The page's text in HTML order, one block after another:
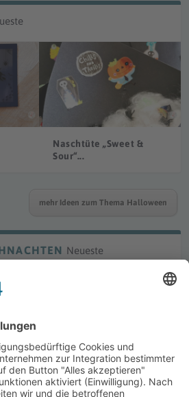
Naschtüte „Sweet &
Sour“...
mehr Ideen zum Thema Halloween
Neueste
DIY Bügelperlenmotive
Winter